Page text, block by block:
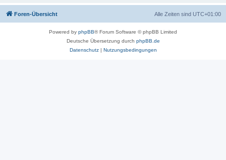
Foren-Übersicht Alle Zeiten sind UTC+01:00
Powered by phpBB® Forum Software © phpBB Limited
Deutsche Übersetzung durch phpBB.de
Datenschutz| Nutzungsbedingungen